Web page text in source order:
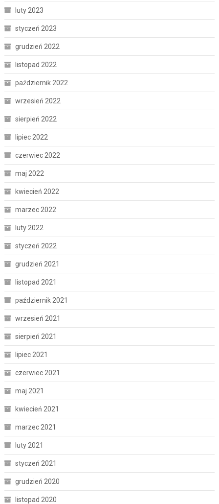
luty 2023
styczeń 2023
grudzień 2022
listopad 2022
październik 2022
wrzesień 2022
sierpień 2022
lipiec 2022
czerwiec 2022
maj 2022
kwiecień 2022
marzec 2022
luty 2022
styczeń 2022
grudzień 2021
listopad 2021
październik 2021
wrzesień 2021
sierpień 2021
lipiec 2021
czerwiec 2021
maj 2021
kwiecień 2021
marzec 2021
luty 2021
styczeń 2021
grudzień 2020
listopad 2020